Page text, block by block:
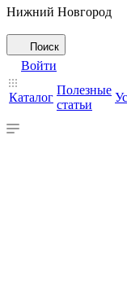
Нижний Новгород
Поиск
Войти
Каталог
Полезные
статьи